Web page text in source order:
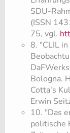
SDU-
(ISSN
75, vgl.
8. "CLIL
Bologna.
Cotta's
Erwin
10. "Das
politische